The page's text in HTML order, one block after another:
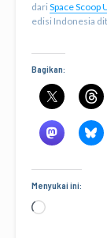
dari Space
edisi Indonesia
Bagikan:
Menyukai ini:
Memuat...